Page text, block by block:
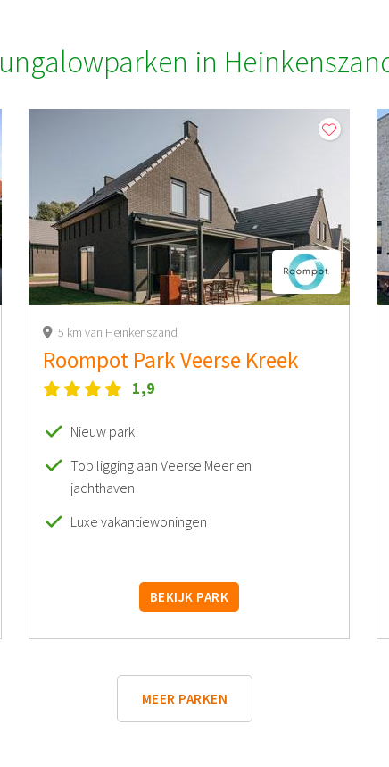
in
5 km van Heinkenszand
Roompot Park Veerse Kreek
1,9
Nieuw park!
Top ligging aan Veerse Meer en
jachthaven
Luxe vakantiewoningen
BEKIJK PARK
MEER PARKEN